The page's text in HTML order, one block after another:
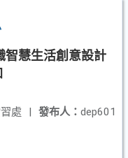
智慧生活創意設計
發布人： dep601
處 |